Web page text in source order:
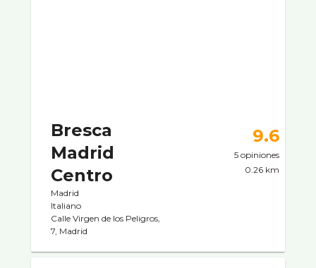
Bresca
Madrid
Centro
Madrid
Italiano
Calle Virgen de los Peligros,
7, Madrid
9.6
5 opiniones
0.26 km